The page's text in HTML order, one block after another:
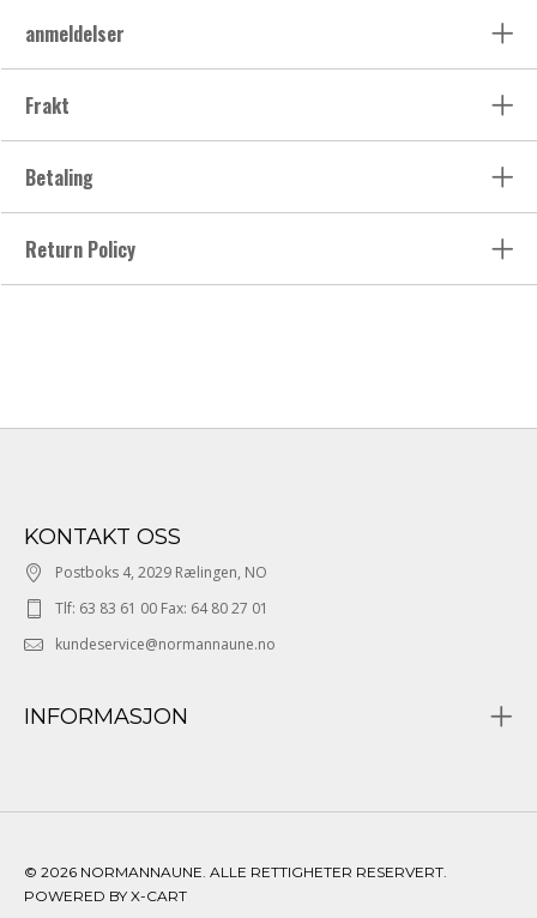
anmeldelser
Frakt
Betaling
Return Policy
KONTAKT OSS
Postboks 4, 2029 Rælingen, NO
Tlf: 63 83 61 00 Fax: 64 80 27 01
kundeservice@normannaune.no
INFORMASJON
© 2026 NORMANNAUNE. ALLE RETTIGHETER RESERVERT.
POWERED BY X-CART